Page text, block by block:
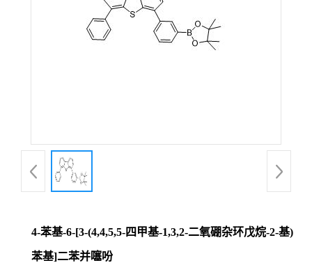
4-苯基-6-[3-(4,4,5,5-四甲基-1,3,2-二氧硼杂环戊烷-2-基)
苯基]二苯并噻吩